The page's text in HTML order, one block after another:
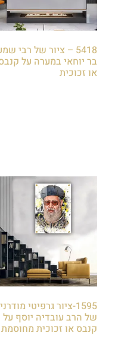
5418 – ציור של רבי
בר יוחאי במערה על
או זכוכית
1595-ציור גרפיטי מודרני
של הרב עובדיה יוסף על
קנבס או זכוכית מחוסמת